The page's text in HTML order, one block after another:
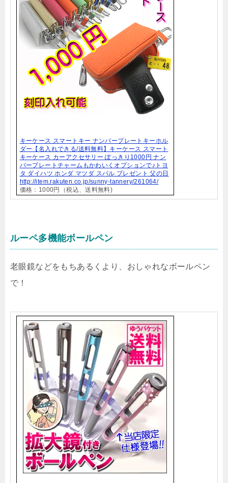
キーケース スマートキー ナンバープレートキーホル
ダー【名入れできる/送料無料】キーケース スマート
キーケース カーアクセサリー ぽっきり1000円 ナン
バープレートチャームもかわいくオプションで♪トヨ
タ ダイハツ ホンダ マツダ スバル プレゼント 父の日
http://item.rakuten.co.jp/sunny-tannery/261064/
価格：1000円（税込、送料無料)
ルーペ多機能ボールペン
老眼鏡などをもちあるくより、おしゃれなボールペン
で！